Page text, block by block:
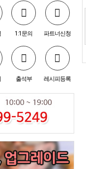
1:1문의 파트너신청
출석부 레시피등록